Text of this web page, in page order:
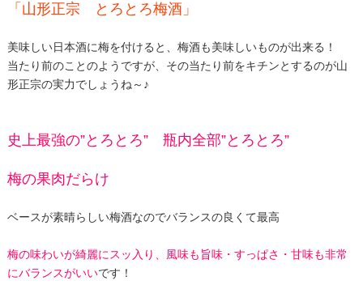
「山形正宗 とろとろ梅酒」
美味しい日本酒に梅を付けると、梅酒も美味しいものが出来る！
当たり前のことのようですが、その当たり前をキチンとするのが山
形正宗の実力でしょうね～♪
史上最強の”とろとろ” 瓶内全部”とろとろ”
梅の果肉だらけ
ベースが素晴らしい梅酒なのでバランスの良くて最高
梅の味わいが綺麗にスッ入り、風味も旨味・すっぱさ・甘味も非常
にバランスがいいです！